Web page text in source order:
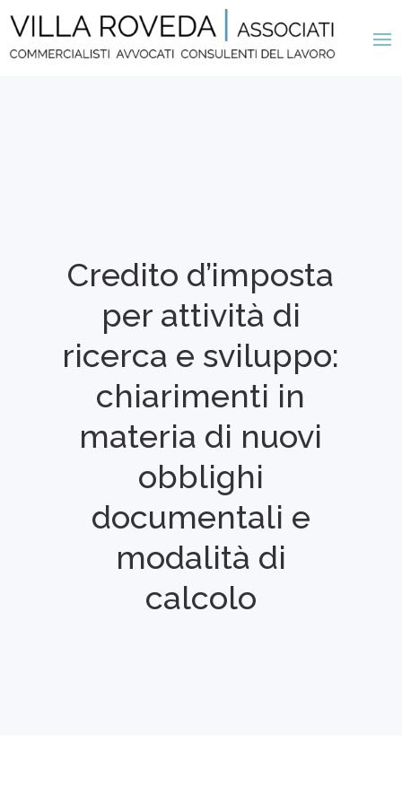
Credito d’imposta
per attività di
ricerca e sviluppo:
chiarimenti in
materia di nuovi
obblighi
documentali e
modalità di
calcolo